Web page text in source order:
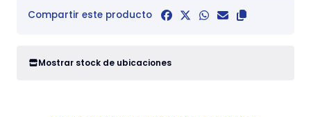
Compartir este producto
Mostrar stock de ubicaciones